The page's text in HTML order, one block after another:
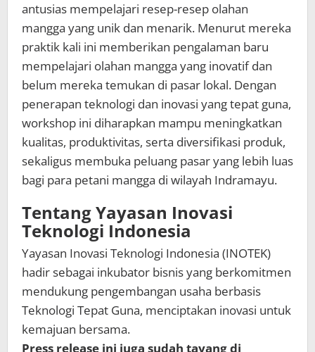
antusias mempelajari resep-resep olahan
mangga yang unik dan menarik. Menurut mereka
praktik kali ini memberikan pengalaman baru
mempelajari olahan mangga yang inovatif dan
belum mereka temukan di pasar lokal. Dengan
penerapan teknologi dan inovasi yang tepat guna,
workshop ini diharapkan mampu meningkatkan
kualitas, produktivitas, serta diversifikasi produk,
sekaligus membuka peluang pasar yang lebih luas
bagi para petani mangga di wilayah Indramayu.
Tentang Yayasan Inovasi
Teknologi Indonesia
Yayasan Inovasi Teknologi Indonesia (INOTEK)
hadir sebagai inkubator bisnis yang berkomitmen
mendukung pengembangan usaha berbasis
Teknologi Tepat Guna, menciptakan inovasi untuk
kemajuan bersama.
Press release ini juga sudah tayang di